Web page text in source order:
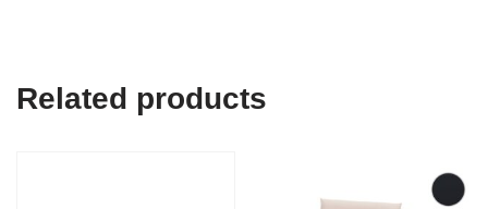
Related products